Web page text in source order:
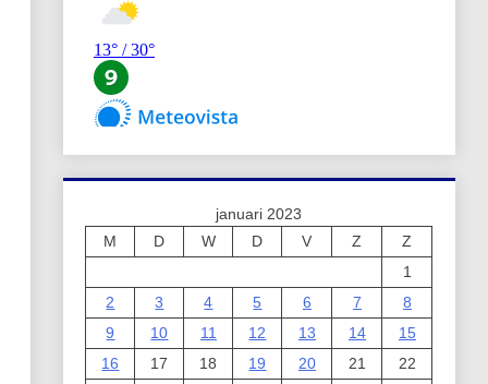
januari 2023
M
D W D V Z
Z
1
2
3 4 5 6 7
8
9
10 11 12 13 14
15
16
17 18 19 20 21
22